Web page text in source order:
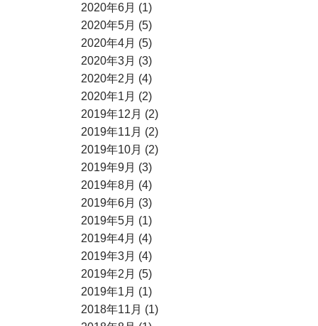
2020年6月 (1)
2020年5月 (5)
2020年4月 (5)
2020年3月 (3)
2020年2月 (4)
2020年1月 (2)
2019年12月 (2)
2019年11月 (2)
2019年10月 (2)
2019年9月 (3)
2019年8月 (4)
2019年6月 (3)
2019年5月 (1)
2019年4月 (4)
2019年3月 (4)
2019年2月 (5)
2019年1月 (1)
2018年11月 (1)